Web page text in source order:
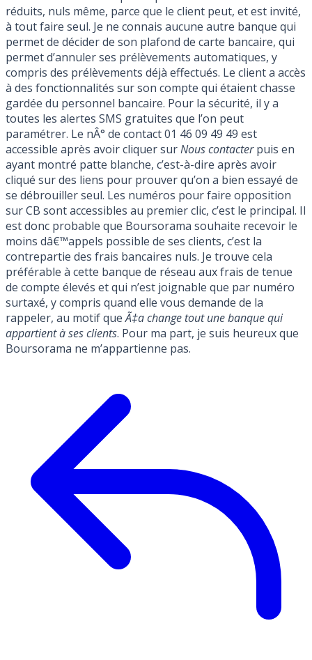
réduits, nuls même, parce que le client peut, et est invité,
à tout faire seul. Je ne connais aucune autre banque qui
permet de décider de son plafond de carte bancaire, qui
permet d’annuler ses prélèvements automatiques, y
compris des prélèvements déjà effectués. Le client a accès
à des fonctionnalités sur son compte qui étaient chasse
gardée du personnel bancaire. Pour la sécurité, il y a
toutes les alertes SMS gratuites que l’on peut
paramétrer. Le nÂ° de contact 01 46 09 49 49 est
accessible après avoir cliquer surNous contacterpuis en
ayant montré patte blanche, c’est-à-dire après avoir
cliqué sur des liens pour prouver qu’on a bien essayé de
se débrouiller seul. Les numéros pour faire opposition
sur CB sont accessibles au premier clic, c’est le principal. Il
est donc probable que Boursorama souhaite recevoir le
moins dâ€™appels possible de ses clients, c’est la
contrepartie des frais bancaires nuls. Je trouve cela
préférable à cette banque de réseau aux frais de tenue
de compte élevés et qui n’est joignable que par numéro
surtaxé, y compris quand elle vous demande de la
rappeler, au motif queÃ‡a change tout une banque qui
appartient à ses clients. Pour ma part, je suis heureux que
Boursorama ne m’appartienne pas.